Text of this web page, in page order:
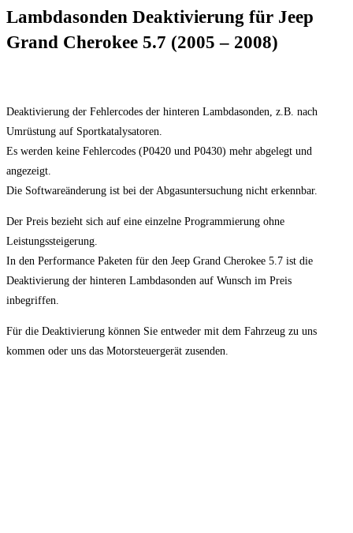
Lambdasonden Deaktivierung für Jeep
Grand Cherokee 5.7 (2005 – 2008)
Deaktivierung der Fehlercodes der hinteren Lambdasonden, z.B. nach
Umrüstung auf Sportkatalysatoren.
Es werden keine Fehlercodes (P0420 und P0430) mehr abgelegt und
angezeigt.
Die Softwareänderung ist bei der Abgasuntersuchung nicht erkennbar.
Der Preis bezieht sich auf eine einzelne Programmierung ohne
Leistungssteigerung.
In den Performance Paketen für den Jeep Grand Cherokee 5.7 ist die
Deaktivierung der hinteren Lambdasonden auf Wunsch im Preis
inbegriffen.
Für die Deaktivierung können Sie entweder mit dem Fahrzeug zu uns
kommen oder uns das Motorsteuergerät zusenden.